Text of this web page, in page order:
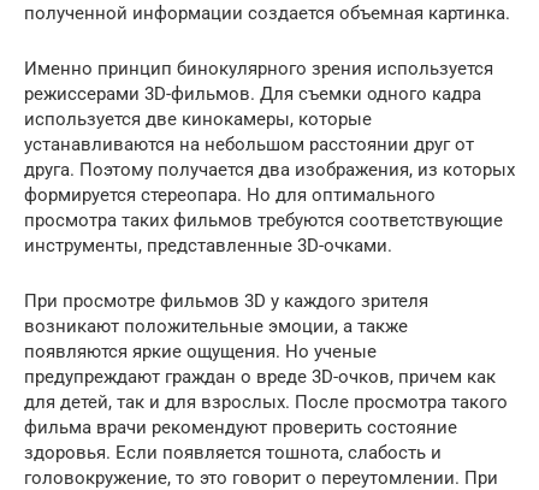
полученной информации создается объемная картинка.
Именно принцип бинокулярного зрения используется
режиссерами 3D-фильмов. Для съемки одного кадра
используется две кинокамеры, которые
устанавливаются на небольшом расстоянии друг от
друга. Поэтому получается два изображения, из которых
формируется стереопара. Но для оптимального
просмотра таких фильмов требуются соответствующие
инструменты, представленные 3D-очками.
При просмотре фильмов 3D у каждого зрителя
возникают положительные эмоции, а также
появляются яркие ощущения. Но ученые
предупреждают граждан о вреде 3D-очков, причем как
для детей, так и для взрослых. После просмотра такого
фильма врачи рекомендуют проверить состояние
здоровья. Если появляется тошнота, слабость и
головокружение, то это говорит о переутомлении. При